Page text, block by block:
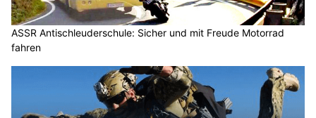
ASSR Antischleuderschule: Sicher und mit Freude Motorrad
fahren